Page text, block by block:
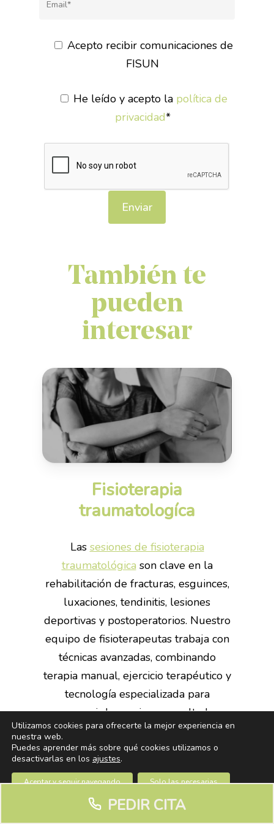
una buena recuperación lo
más rápido completa.
Acepto recibir comunicaciones de
FISUN
He leído y acepto la política de
privacidad*
También te
pueden
interesar
Fisioterapia
traumatologíca
Las sesiones de fisioterapia
traumatológica son clave en la
rehabilitación de fracturas, esguinces,
luxaciones, tendinitis, lesiones
deportivas y postoperatorios. Nuestro
equipo de fisioterapeutas trabaja con
técnicas avanzadas, combinando
terapia manual, ejercicio terapéutico y
tecnología especializada para
conseguir los mejores resultados.
Si buscas un equipo de
fisioterapeutas con experiencia en el
tratamiento de lesiones
traumatológicas, te ofrecemos un
Utilizamos cookies para ofrecerte la mejor experiencia en
nuestra web.
Puedes aprender más sobre qué cookies utilizamos o
desactivarlas en los ajustes.
Aceptar y seguir navegando Solo las necesarias
Cerrar el banner de cookies RGPD
PEDIR CITA